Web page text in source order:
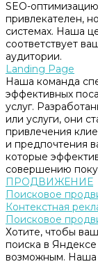
SEO-
привлекателен,
системах. Наша
соответствует
аудитории.
Landing Page
Наша команда
эффективных
услуг.
или услуги, они
привлечения
и предпочтения
которые
совершению
ПРОДВИЖЕНИЕ
Поисковое
Контекстная
Поисковое
Хотите, чтобы
поиска в
возможным. Наша